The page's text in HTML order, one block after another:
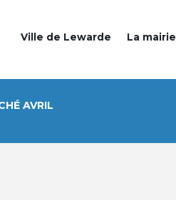
Ville de Lewarde La mairie
AVRIL